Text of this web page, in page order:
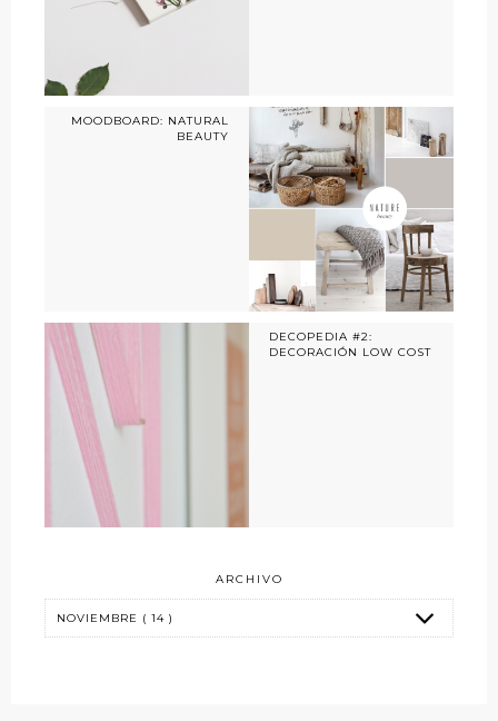
MOODBOARD: NATURAL
BEAUTY
DECOPEDIA #2:
DECORACIÓN LOW COST
ARCHIVO